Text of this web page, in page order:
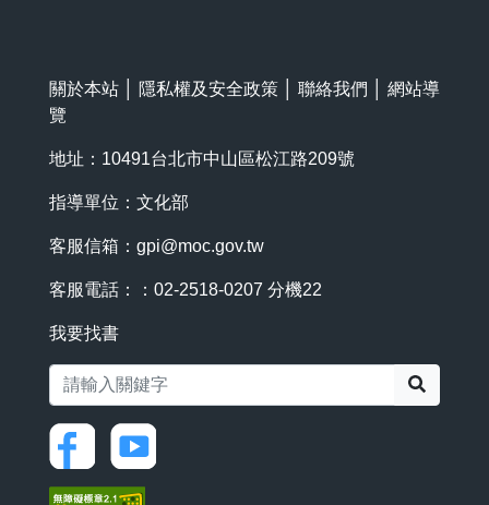
關於本站 隱私權及安全政策 聯絡我們
網站導
覽
地址：10491台北市中山區松江路209號
指導單位：文化部
客服信箱： gpi@moc.gov.tw
客服電話：：02-2518-0207 分機22
我要找書